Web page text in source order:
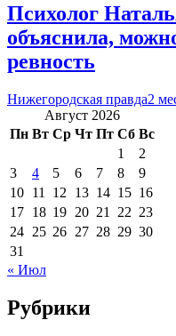
Психолог
объяснила,
ревность
Нижегородская правда2
Август 2026
Пн Вт Ср Чт Пт Сб Вс
1
2
3
4 5 6 7 8
9
10 11 12 13 14 15 16
17 18 19 20 21 22 23
24 25 26 27 28 29 30
31
« Июл
Рубрики